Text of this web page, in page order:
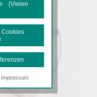
(Vielen
um die
Impressum